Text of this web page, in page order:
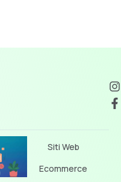
Siti Web
Ecommerce